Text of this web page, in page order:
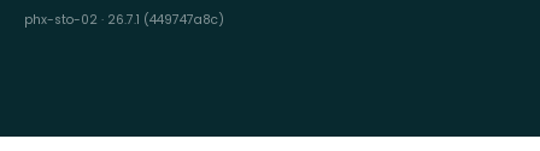
phx-sto-02 · 26.7.1 (449747a8c)